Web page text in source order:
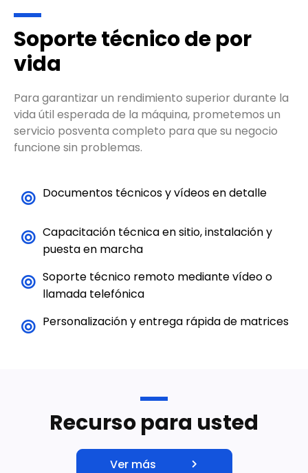
Soporte técnico de por
vida
Para garantizar un rendimiento superior durante la
vida útil esperada de la máquina, prometemos un
servicio posventa completo para que su negocio
funcione sin problemas.
Documentos técnicos y vídeos en detalle
Capacitación técnica en sitio, instalación y
puesta en marcha
Soporte técnico remoto mediante vídeo o
llamada telefónica
Personalización y entrega rápida de matrices
Recurso para usted
Ver más